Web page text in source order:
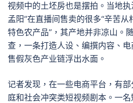
视频中的土坯房也是摆拍。当地
孟阳”在直播间售卖的很多“辛苦
特色农产品”，其产地并非凉山。
查，一条打造人设、编撰内容、
售假灰色产业链浮出水面。
记者发现，在一些电商平台，有
庭和社会冲突类短视频剧本。一